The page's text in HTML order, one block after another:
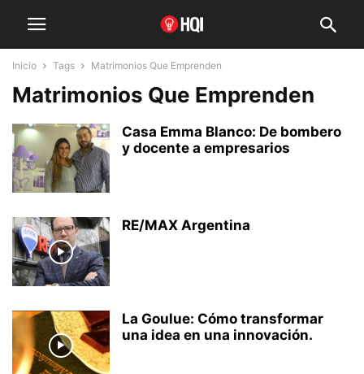
Inicio Tags Matrimonios Que Emprenden
Matrimonios Que Emprenden
Casa Emma Blanco: De bombero
y docente a empresarios
RE/MAX Argentina
La Goulue: Cómo transformar
una idea en una innovación.